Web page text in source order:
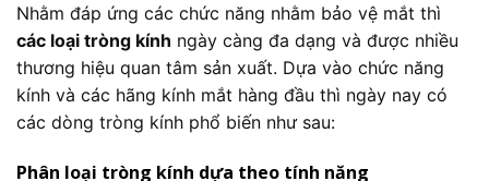
Nhằm đáp ứng các chức năng nhằm bảo vệ mắt thì
các loại tròng kính ngày càng đa dạng và được nhiều
thương hiệu quan tâm sản xuất. Dựa vào chức năng
kính và các hãng kính mắt hàng đầu thì ngày nay có
các dòng tròng kính phổ biến như sau:
Phân loại tròng kính dựa theo tính năng